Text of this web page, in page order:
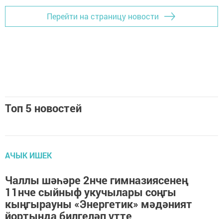
Перейти на страницу новости
Топ 5 новостей
АЧЫК ИШЕК
Чаллы шәһәре 2нче гимназиясенең
11нче сыйныф укучылары соңгы
кыңгырауны «Энергетик» мәдәният
йортында билгеләп үтте